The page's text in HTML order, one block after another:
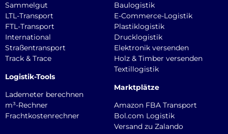
Sammelgut
LTL-Transport
FTL-Transport
International
Straßentransport
Track & Trace
Logistik-Tools
Lademeter berechnen
m³-Rechner
Frachtkostenrechner
Baulogistik
E-Commerce-Logistik
Plastiklogistik
Drucklogistik
Elektronik versenden
Holz & Timber versenden
Textillogistik
Marktplätze
Amazon FBA Transport
Bol.com Logistik
Versand zu Zalando